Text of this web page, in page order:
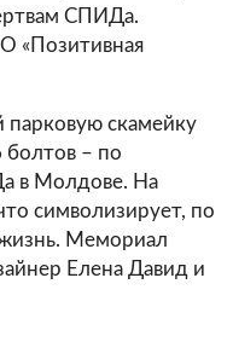
СПИДа.
«Позитивная
парковую скамейку
болтов – по
в Молдове. На
символизирует, по
Мемориал
Елена Давид и